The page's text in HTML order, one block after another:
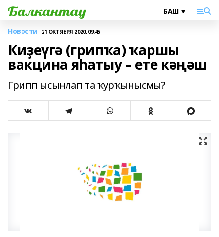
Новости 21 ОКТЯБРЯ 2020, 09:45
Киҙеүгә (грипҡа) ҡаршы
вакцина яһатыу – ете кәңәш
Грипп ысынлап та ҡурҡынысмы?